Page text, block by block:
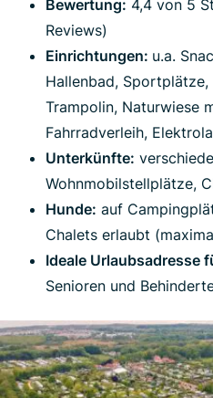
Bewertung: 4,4 von 5
Reviews)
Einrichtungen: u.a.
Hallenbad,
Trampolin, Naturwiese
Fahrradverleih,
Unterkünfte:
Wohnmobilstellplätze,
Hunde: auf
Chalets erlaubt
Ideale Urlaubsadresse
Senioren und